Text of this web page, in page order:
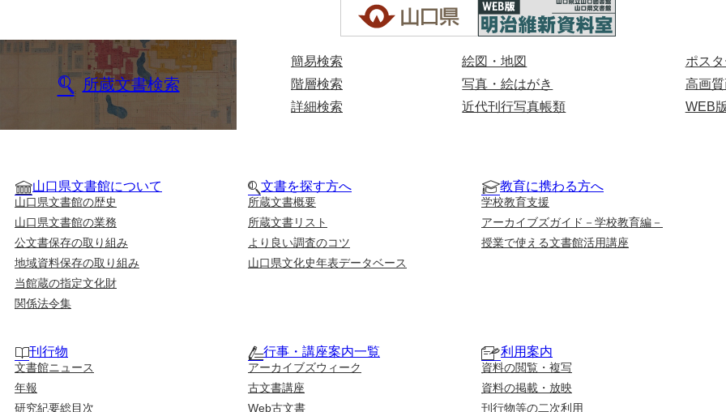
所蔵文書検索
簡易検索
階層検索
詳細検索
絵図・地図
写真・絵はがき
近代刊行写真帳類
ポス
高画
WEB
山口県文書館について
山口県文書館の歴史
山口県文書館の業務
公文書保存の取り組み
地域資料保存の取り組み
当館蔵の指定文化財
関係法令集
文書を探す方へ
所蔵文書概要
所蔵文書リスト
より良い調査のコツ
山口県文化史年表データベース
教育に携わる方へ
学校教育支援
アーカイブズガイド－学校教育編－
授業で使える文書館活用講座
刊行物
文書館ニュース
年報
研究紀要総目次
行事・講座案内一覧
アーカイブズウィーク
古文書講座
Web古文書
利用案内
資料の閲覧・複写
資料の掲載・放映
刊行物等の二次利用